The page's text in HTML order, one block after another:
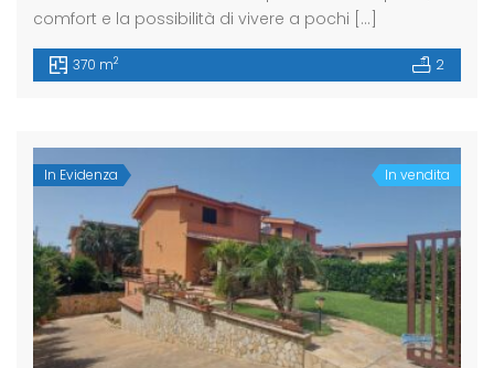
comfort e la possibilità di vivere a pochi […]
370 m2 2
In Evidenza In vendita